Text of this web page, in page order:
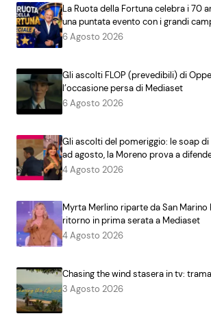
La Ruota della Fortuna celebra i 70
una puntata evento con i grandi
6 Agosto 2026
Gli ascolti FLOP (prevedibili) di
l’occasione persa di Mediaset
6 Agosto 2026
Gli ascolti del pomeriggio: le soap di
ad agosto, la Moreno prova a
4 Agosto 2026
Myrta Merlino riparte da San Marino
ritorno in prima serata a Mediaset
4 Agosto 2026
Chasing the wind stasera in tv:
3 Agosto 2026